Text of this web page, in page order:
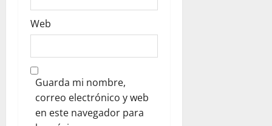
Web
Guarda mi nombre,
correo electrónico y web
en este navegador para